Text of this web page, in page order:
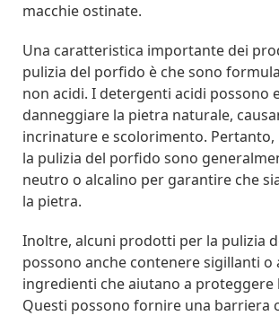
macchie ostinate.
Una caratteristica importante dei
pulizia del porfido è che sono
non acidi. I detergenti acidi possono
danneggiare la pietra naturale,
incrinature e scolorimento.
la pulizia del porfido sono
neutro o alcalino per garantire che
la pietra.
Inoltre, alcuni prodotti per la pulizia
possono anche contenere sigillanti o
ingredienti che aiutano a proteggere
Questi possono fornire una barriera